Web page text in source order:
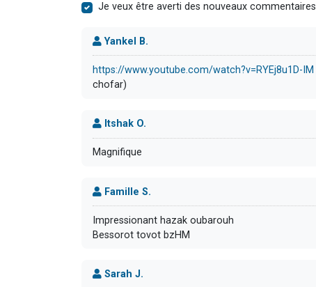
Je veux être averti des nouveaux commentaires
Yankel B.
https://www.youtube.com/watch?v=RYEj8u1D-IM
chofar)
Itshak O.
Magnifique
Famille S.
Impressionant hazak oubarouh
Bessorot tovot bzHM
Sarah J.